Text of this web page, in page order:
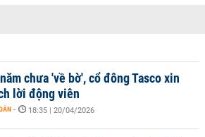
chưa 'về bờ', cổ đông Tasco xin
lời động viên
- 18:35 | 20/04/2026